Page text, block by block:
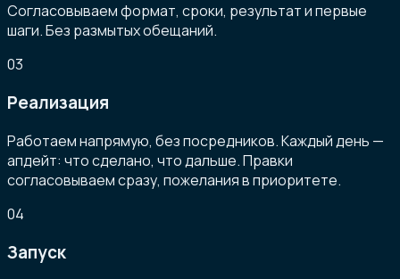
Согласовываем формат, сроки, результат и первые
шаги. Без размытых обещаний.
03
Реализация
Работаем напрямую, без посредников. Каждый день —
апдейт: что сделано, что дальше. Правки
согласовываем сразу, пожелания в приоритете.
04
Запуск